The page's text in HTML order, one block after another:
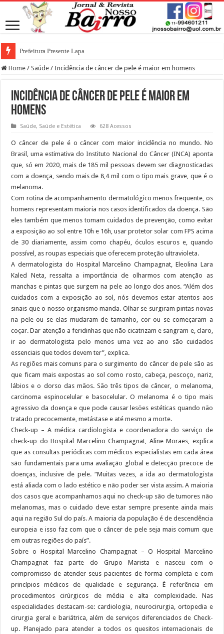
Prefeitura Presente Lapa
Home / Saúde / Incidência de câncer de pele é maior em homens
Incidência de câncer de pele é maior em
homens
Saúde, Saúde e Estética 628 Acessos
O câncer de pele é o câncer com maior incidência no mundo. No
Brasil, uma estimativa do Instituto Nacional do Câncer (INCA) aponta
que, só em 2020, mais de 185 mil pessoas devem ser diagnosticadas
com a doença, sendo mais de 8,4 mil com o tipo mais grave, que é o
melanoma.
Com rotina de acompanhamento dermatológico menos frequente, os
homens representam maioria nos casos identificados da doença. São
eles também que menos tomam cuidados de prevenção, como evitar
a exposição ao sol entre 10h e 16h, usar protetor solar com FPS acima
de 30 diariamente, assim como chapéu, óculos escuros e, quando
possível, as roupas especiais que oferecem proteção ultravioleta.
A dermatologista do Hospital Marcelino Champagnat, Eleolina Lara
Kaled Neta, ressalta a importância de olharmos com atenção as
manchas e pintas que surgem na pele ao longo dos anos. “Além dos
cuidados com a exposição ao sol, nós devemos estar atentos aos
sinais que o nosso organismo manda. Olhar se surgiram pintas novas
na pele ou se elas mudaram de tamanho, cor ou se começaram a
coçar. Dar atenção a feridinhas que não cicatrizam e sangram e, claro,
ir ao dermatologista pelo menos uma vez ao ano são cuidados
essenciais que todos devem ter”, explica.
As regiões mais comuns para o surgimento do câncer de pele são as
que ficam mais expostas ao sol como rosto, cabeça, pescoço, nariz,
lábios e o dorso das mãos. São três tipos de câncer, o melanoma,
carcinoma espinocelular e basocelular. O melanoma é o tipo mais
agressivo da doença e que pode causar lesões estéticas quando não
tratado precocemente, metástase e até mesmo a morte.
Check-up – A médica cardiologista e coordenadora do serviço de
check-up do Hospital Marcelino Champagnat, Aline Moraes, explica
que as consultas periódicas com médicos especialistas em cada área
são fundamentais para uma avaliação global e detecção precoce de
doenças, inclusive de pele. “Muitas vezes, a ida ao dermatologista
está aliada com o lado estético e não poder ser vista assim. A maioria
dos casos que acompanhamos aqui no check-up são de tumores não
melanomas, mas o cuidado deve estar sempre presente ainda mais
aqui na região Sul do país. A maioria da população é de descendência
europeia e isso faz com que o câncer de pele seja mais comum que
em outras regiões do país”.
Sobre o Hospital Marcelino Champagnat – O Hospital Marcelino
Champagnat faz parte do Grupo Marista e nasceu com o
compromisso de atender seus pacientes de forma completa e com
princípios médicos de qualidade e segurança. É referência em
procedimentos cirúrgicos de média e alta complexidade. Nas
especialidades destacam-se: cardiologia, neurocirurgia, ortopedia e
cirurgia geral e bariátrica, além de serviços diferenciados de Check-
up. Planejado para atender a todos os quesitos internacionais de